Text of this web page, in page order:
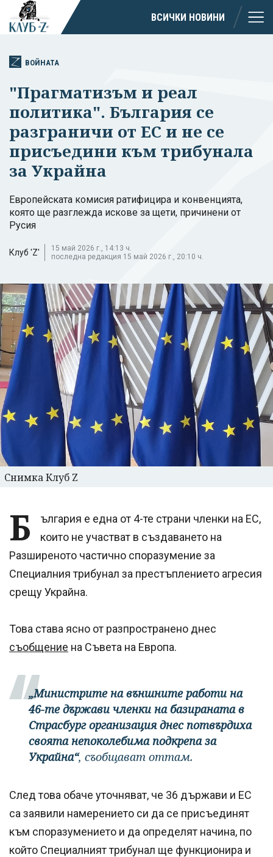
ВСИЧКИ НОВИНИ
ВОЙНАТА
"Прагматизъм и реал
политика". България се
разграничи от ЕС и не се
присъедини към трибунала
за Украйна
Европейската комисия ратифицира и конвенцията,
която ще разглежда искове за щети, причинени от
Русия
Клуб 'Z'
15 май 2026 г., 14:13 ч.
последна редакция 15 май 2026 г., 20:10 ч.
Снимка Клуб Z
Б
ългария е една от 4-те страни членки на ЕС,
които не участват в създаването на
Разширеното частично споразумение за
Специалния трибунал за престъплението агресия
срещу Украйна.
Това става ясно от разпространено днес
съобщение на Съвета на Европа.
„Министрите на външните работи на
46-те държави членки на базираната в
Страсбург организация днес потвърдиха
своята непоколебима подкрепа за
Украйна“, съобщават оттам.
След това обаче уточняват, че 36 държави и ЕС
са заявили намерението си да се присъединят
към споразумението и да определят начина, по
който Специалният трибунал ще функционира и